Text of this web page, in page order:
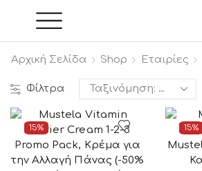
Αρχική Σελίδα Shop Εταιρίες
Φίλτρα
15% 15%